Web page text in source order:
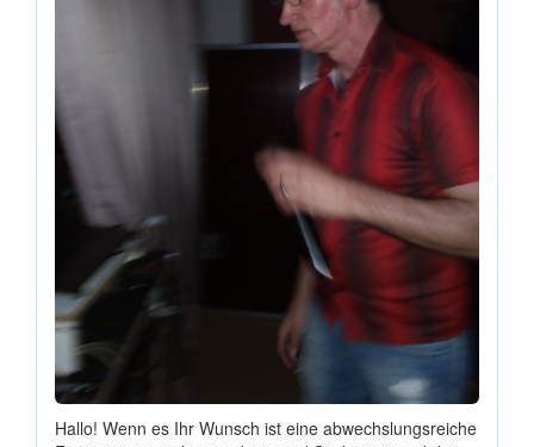
Hallo! Wenn es Ihr Wunsch ist eine abwechslungsreiche